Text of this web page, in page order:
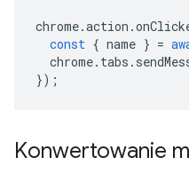
chrome.action .
const { name } =
chrome. tabs .
});
Konwertowanie